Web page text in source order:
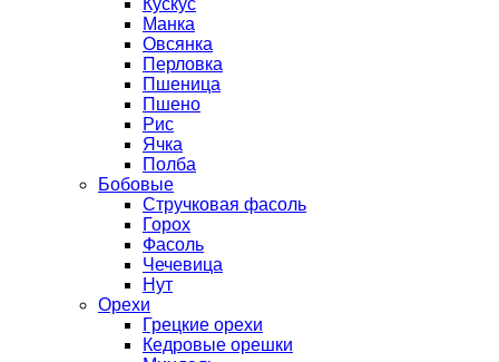
Кускус
Манка
Овсянка
Перловка
Пшеница
Пшено
Рис
Ячка
Полба
Бобовые
Стручковая фасоль
Горох
Фасоль
Чечевица
Нут
Орехи
Грецкие орехи
Кедровые орешки